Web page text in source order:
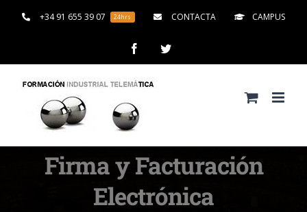
+34 91 655 39 07 24hrs CONTACTA CAMPUS
FacebookTwitter
Firma y Facturación
Electrónica